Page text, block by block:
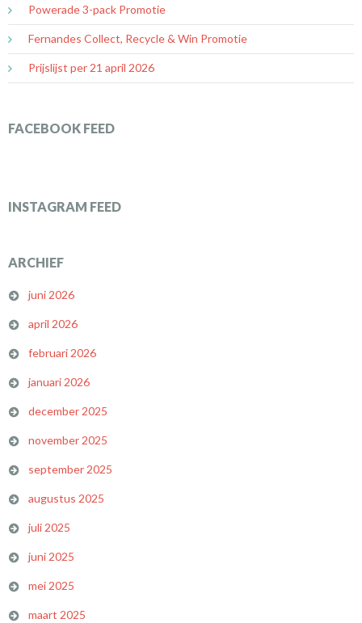
Powerade 3-pack Promotie
Fernandes Collect, Recycle & Win Promotie
Prijslijst per 21 april 2026
FACEBOOK FEED
INSTAGRAM FEED
ARCHIEF
juni 2026
april 2026
februari 2026
januari 2026
december 2025
november 2025
september 2025
augustus 2025
juli 2025
juni 2025
mei 2025
maart 2025